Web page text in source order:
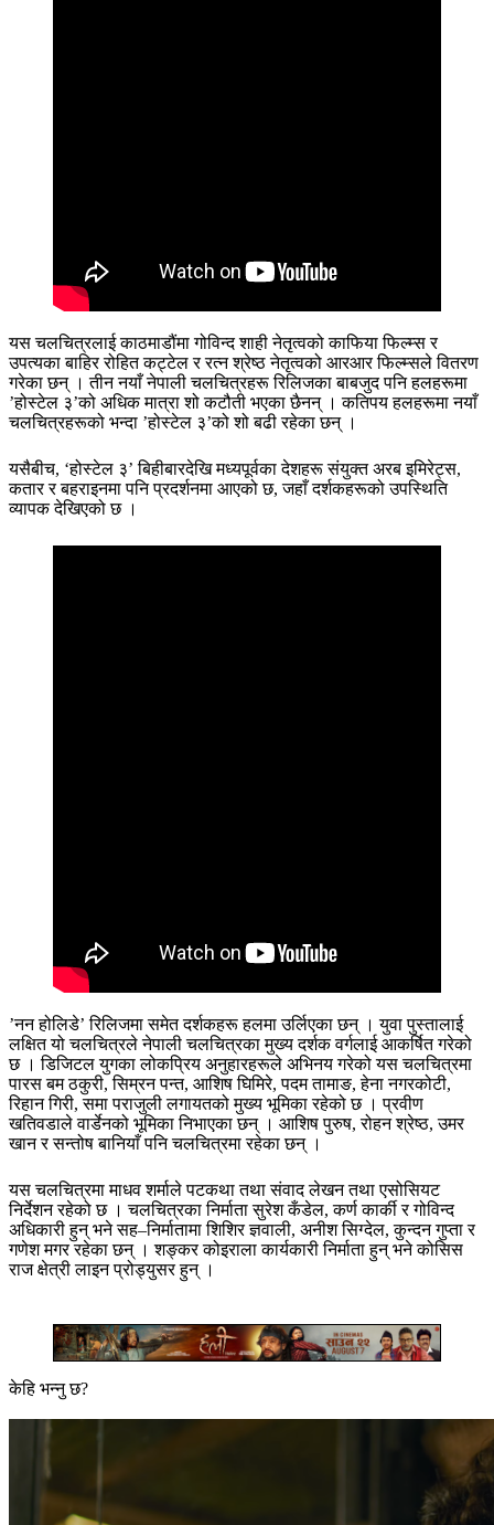
यस चलचित्रलाई काठमाडौंमा गोविन्द शाही नेतृत्वको काफिया फिल्म्स र
उपत्यका बाहिर रोहित कट्टेल र रत्न श्रेष्ठ नेतृत्वको आरआर फिल्म्सले वितरण
गरेका छन् । तीन नयाँ नेपाली चलचित्रहरू रिलिजका बाबजुद पनि हलहरूमा
’होस्टेल ३’को अधिक मात्रा शो कटौती भएका छैनन् । कतिपय हलहरूमा नयाँ
चलचित्रहरूको भन्दा ’होस्टेल ३’को शो बढी रहेका छन् ।
यसैबीच, ‘होस्टेल ३’ बिहीबारदेखि मध्यपूर्वका देशहरू संयुक्त अरब इमिरेट्स,
कतार र बहराइनमा पनि प्रदर्शनमा आएको छ, जहाँ दर्शकहरूको उपस्थिति
व्यापक देखिएको छ ।
’नन होलिडे’ रिलिजमा समेत दर्शकहरू हलमा उर्लिएका छन् । युवा पुस्तालाई
लक्षित यो चलचित्रले नेपाली चलचित्रका मुख्य दर्शक वर्गलाई आकर्षित गरेको
छ । डिजिटल युगका लोकप्रिय अनुहारहरूले अभिनय गरेको यस चलचित्रमा
पारस बम ठकुरी, सिम्रन पन्त, आशिष घिमिरे, पदम तामाङ, हेना नगरकोटी,
रिहान गिरी, समा पराजुली लगायतको मुख्य भूमिका रहेको छ । प्रवीण
खतिवडाले वार्डेनको भूमिका निभाएका छन् । आशिष पुरुष, रोहन श्रेष्ठ, उमर
खान र सन्तोष बानियाँ पनि चलचित्रमा रहेका छन् ।
यस चलचित्रमा माधव शर्माले पटकथा तथा संवाद लेखन तथा एसोसियट
निर्देशन रहेको छ । चलचित्रका निर्माता सुरेश कँडेल, कर्ण कार्की र गोविन्द
अधिकारी हुन् भने सह–निर्मातामा शिशिर ज्ञवाली, अनीश सिग्देल, कुन्दन गुप्ता र
गणेश मगर रहेका छन् । शङ्कर कोइराला कार्यकारी निर्माता हुन् भने कोसिस
राज क्षेत्री लाइन प्रोड्युसर हुन् ।
केहि भन्नु छ?